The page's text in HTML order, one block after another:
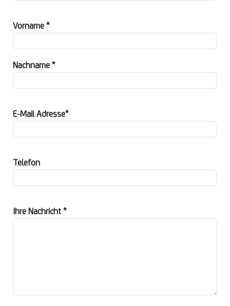
Vorname *
Nachname *
E-Mail Adresse*
Telefon
Ihre Nachricht *